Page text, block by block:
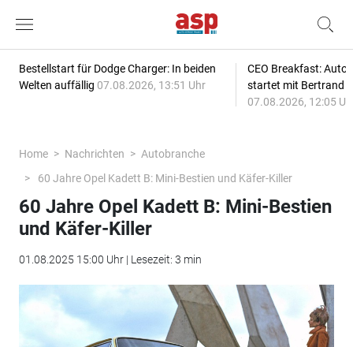
Bestellstart für Dodge Charger: In beiden
Welten auffällig 07.08.2026, 13:51 Uhr
CEO Breakfast:
startet mit Bertrand
07.08.2026, 12:05
Home Nachrichten
Autobranche
60 Jahre Opel Kadett B: Mini-Bestien und Käfer-Killer
60 Jahre Opel Kadett B: Mini-Bestien
und Käfer-Killer
01.08.2025 15:00 Uhr | Lesezeit: 3 min